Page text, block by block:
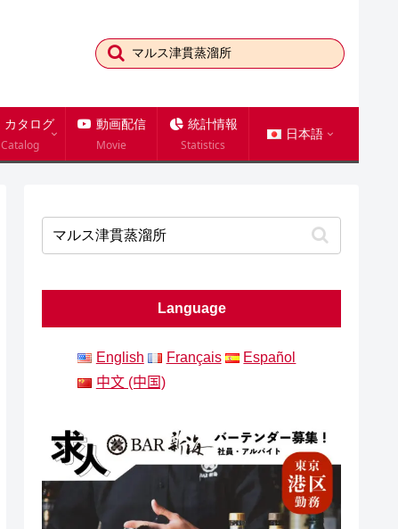
カタログ
Catalog
動画配信
Movie
統計情報
Statistics
日本語
Language
English Français
Español
中文 (中国)